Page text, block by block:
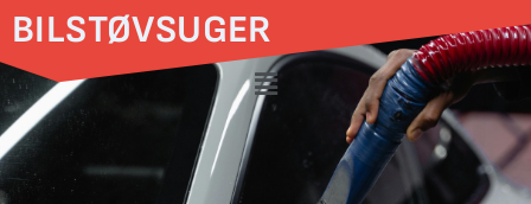
BILSTØVSUGER